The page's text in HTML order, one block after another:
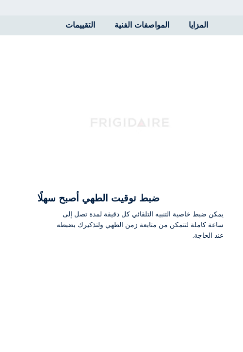
المزايا المواصفات الفنية التقييمات
ضبط توقيت الطهي أصبح سهلًا
يمكن ضبط خاصية التنبيه التلقائي كل دقيقة لمدة تصل إلى
ساعة كاملة لتتمكن من متابعة زمن الطهي ولتذكيرك بضبطه
عند الحاجة.